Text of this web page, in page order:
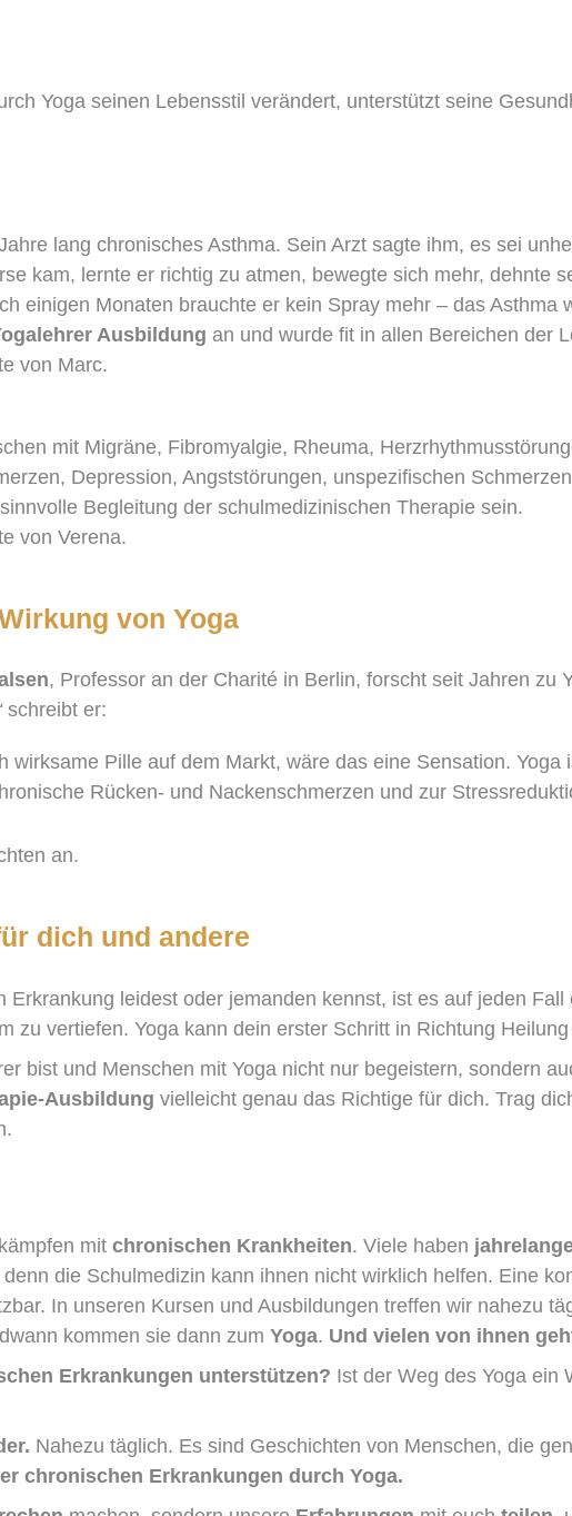
Yoga seinen Lebensstil verändert, unterstützt seine
lang chronisches Asthma. Sein Arzt sagte ihm, es sei
kam, lernte er richtig zu atmen, bewegte sich mehr, dehnte
einigen Monaten brauchte er kein Spray mehr – das Asthma
Ausbildung an und wurde fit in allen Bereichen der
von Marc.
mit Migräne, Fibromyalgie, Rheuma,
Depression, Angststörungen, unspezifischen
Begleitung der schulmedizinischen Therapie sein.
von Verena.
von Yoga
, Professor an der Charité in Berlin, forscht seit Jahren zu
schreibt er:
wirksame Pille auf dem Markt, wäre das eine Sensation.
Rücken- und Nackenschmerzen und zur
an.
dich und andere
leidest oder jemanden kennst, ist es auf jeden Fall
zu vertiefen. Yoga kann dein erster Schritt in Richtung
bist und Menschen mit Yoga nicht nur begeistern, sondern
Ausbildung vielleicht genau das Richtige für dich. Trag
mitchronischen Krankheiten. Viele haben
denn die Schulmedizin kann ihnen nicht wirklich helfen. Eine
In unseren Kursen und Ausbildungen treffen wir nahezu
kommen sie dann zumYoga. Und vielen von ihnen
Erkrankungen unterstützen? Ist der Weg des Yoga ein
Nahezu täglich. Es sind Geschichten von Menschen, die
chronischen Erkrankungen durch Yoga.